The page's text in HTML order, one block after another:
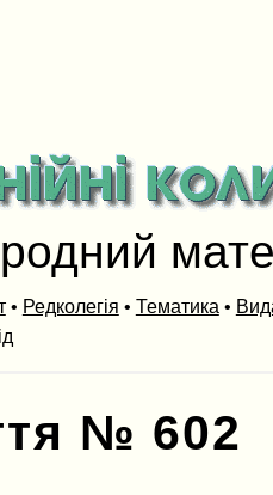
• Редколегія • Тематика •
№ 602